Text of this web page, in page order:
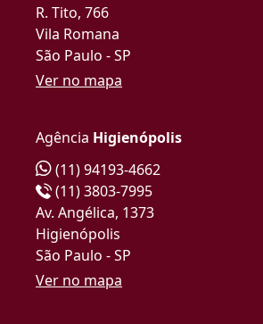
R. Tito, 766
Vila Romana
São Paulo - SP
Ver no mapa
Agência Higienópolis
(11) 94193-4662
(11) 3803-7995
Av. Angélica, 1373
Higienópolis
São Paulo - SP
Ver no mapa